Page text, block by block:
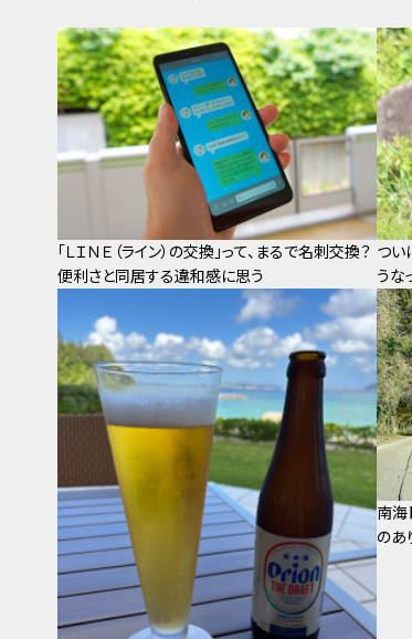
「ＬＩＮＥ（ライン）の交換」って、まるで名刺交換？
便利さと同居する違和感に思う
つい
うな
南海
のあ